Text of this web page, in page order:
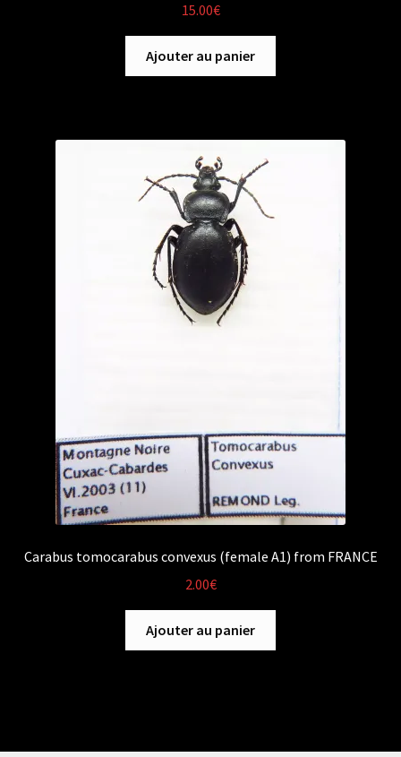
15.00€
Ajouter au panier
Carabus tomocarabus convexus (female A1) from FRANCE
2.00€
Ajouter au panier